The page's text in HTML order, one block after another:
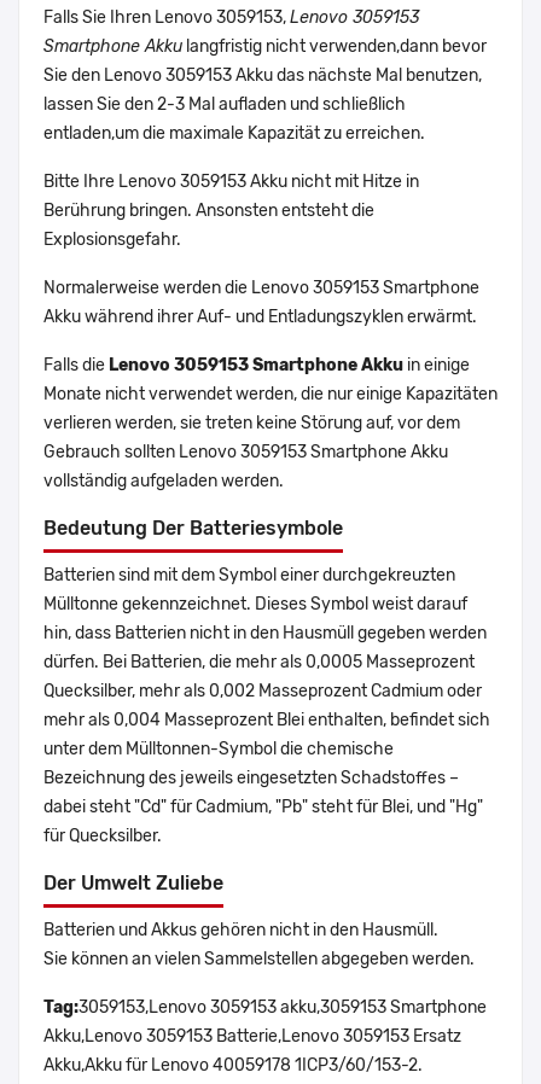
Falls Sie Ihren Lenovo 3059153,Lenovo 3059153
Smartphone Akku langfristig nicht verwenden,dann bevor
Sie den Lenovo 3059153 Akku das nächste Mal benutzen,
lassen Sie den 2-3 Mal aufladen und schließlich
entladen,um die maximale Kapazität zu erreichen.
Bitte Ihre Lenovo 3059153 Akku nicht mit Hitze in
Berührung bringen. Ansonsten entsteht die
Explosionsgefahr.
Normalerweise werden die Lenovo 3059153 Smartphone
Akku während ihrer Auf- und Entladungszyklen erwärmt.
Falls die Lenovo 3059153 Smartphone Akku in einige
Monate nicht verwendet werden, die nur einige Kapazitäten
verlieren werden, sie treten keine Störung auf, vor dem
Gebrauch sollten Lenovo 3059153 Smartphone Akku
vollständig aufgeladen werden.
Bedeutung Der Batteriesymbole
Batterien sind mit dem Symbol einer durchgekreuzten
Mülltonne gekennzeichnet. Dieses Symbol weist darauf
hin, dass Batterien nicht in den Hausmüll gegeben werden
dürfen. Bei Batterien, die mehr als 0,0005 Masseprozent
Quecksilber, mehr als 0,002 Masseprozent Cadmium oder
mehr als 0,004 Masseprozent Blei enthalten, befindet sich
unter dem Mülltonnen-Symbol die chemische
Bezeichnung des jeweils eingesetzten Schadstoffes –
dabei steht "Cd" für Cadmium, "Pb" steht für Blei, und "Hg"
für Quecksilber.
Der Umwelt Zuliebe
Batterien und Akkus gehören nicht in den Hausmüll.
Sie können an vielen Sammelstellen abgegeben werden.
Tag:3059153,Lenovo 3059153 akku,3059153 Smartphone
Akku,Lenovo 3059153 Batterie,Lenovo 3059153 Ersatz
Akku,Akku für Lenovo 40059178 1ICP3/60/153-2.